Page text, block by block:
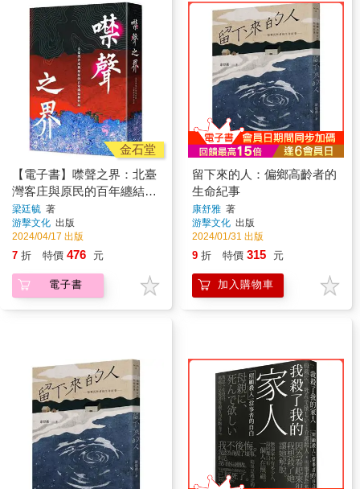
金石堂
【電子書】噤聲之界：北臺
灣客庄與原民的百年纏結和
對話
梁廷毓 著
游擊文化 出版
2024/04/17 出版
7 折 特價 476 元
電子書
留下來的人：偏鄉高齡者的
生命紀事
康舒雅 著
游擊文化 出版
2024/01/31 出版
9 折 特價 315 元
加入購物車